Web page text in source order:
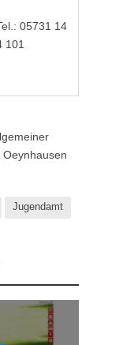
05731 14
101
Oeynhausen
Jugendamt